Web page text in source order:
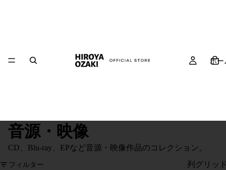
ホー
音源・映像
CD、Blu-ray、EPなど音源・映像作品のコレクション。
フィルター
列グリッ